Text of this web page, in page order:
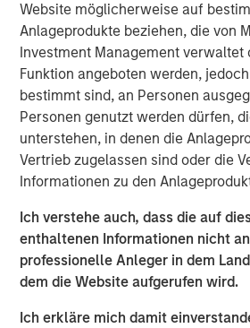
Website möglicherweise auf
Anlageprodukte beziehen, die von
Investment Management verwaltet
Funktion angeboten werden,
bestimmt sind, an Personen
Personen genutzt werden dürfen,
unterstehen, in denen die
Vertrieb zugelassen sind oder die
Informationen zu den
Ich verstehe auch, dass die auf
enthaltenen Informationen nicht
professionelle Anleger in dem
dem die Website aufgerufen wird.
Ich erkläre mich damit
We segregate companies into
and below the median in
compensation and in share
examine the shareholder
quadrants.
The returns for the stocks of
stock have been substandard,
been attractive for those that
Executives who both issue and
same time may fail the
allocation, which is to buy low